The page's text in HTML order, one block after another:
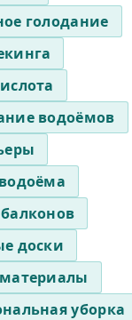
голодание
водоёмов
доски
уборка